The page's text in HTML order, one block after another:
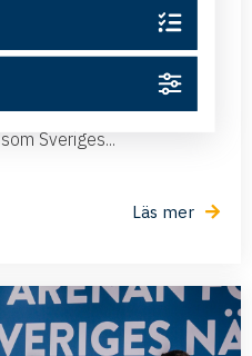
i hela Sverige kan
internationellt? Den
Sveriges...
Läs mer